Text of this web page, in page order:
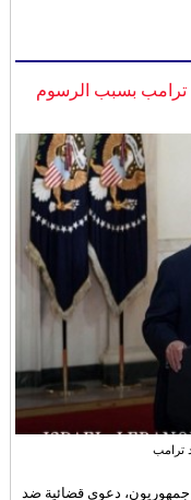
ترامب بسبب الرسوم
ترامب
جمهوريون، دعوى قضائية ضد